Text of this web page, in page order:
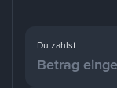
Du zahlst